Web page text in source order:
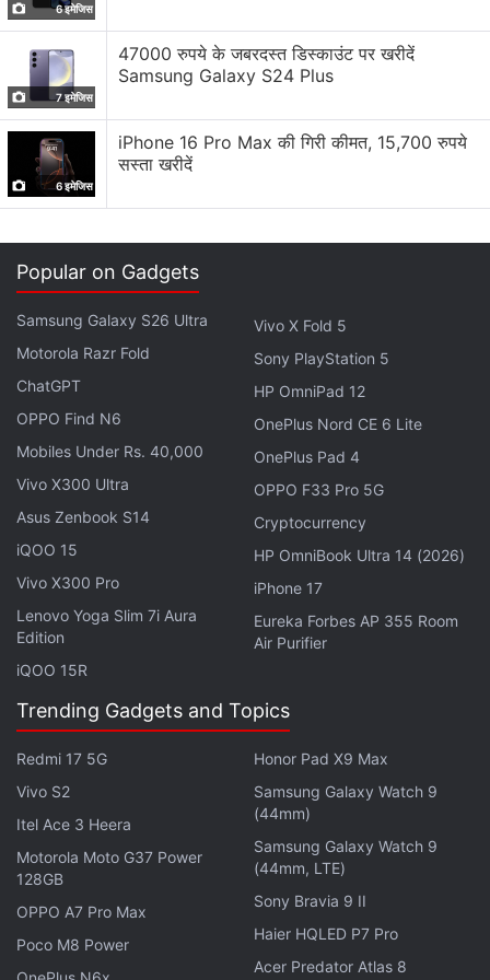
हल्का भी है। वज़न सिर्फ 154 ग्राम है। अगर असली मेटल का इस्तेमाल
होता तो हमें ज्यादा पसंद आता।
5.5 इंच का आईपीएस डिस्प्ले ब्राइट तो है ही। इसका कलर सेचुरेशन
भी अच्छा है। इस वजह से यह एमोलेड पैनल जैसा लगता है। स्क्रीन का
रिज़ॉल्यून एचडी है लेकिन इसका असर परफॉर्मेंस पर नहीं पड़ता। टेक्स्ट
बेहद ही शार्प दिखे। वीवो वी5 कैपेसिटिव नेविगेशन बटन के साथ आता
है। और होम बटन में फिंगरप्रिंट सेंसर इंटिग्रेटेड है। सेंसर बेहद ही तेजी
से काम करता है। लगभग हर बार सटीक काम किया। आप इससे फोन
अनलॉक करने के अलावा ऐप भी लॉक कर सकते हैं।
वीवो वी5 के डिज़ाइन में बहुत सामंजस्य है। स्लिम होने के बावजूद इसकी
ग्रिप अच्छी है। फोन का निचला हिस्सा भरा-भरा सा है। हेडफोन
सॉकेट, माइक्रो-यूएसबी पोर्ट और स्पीकर ग्रिल को यहां जगह मिली है।
बैकपैनल को मैटे फिनिश दिया गया है। हालांकि, रिव्यू के दौरान हमने
पाया कि फिंगरप्रिंट या अन्य दाग बेहद ही आसानी से लग गए। बायीं तरफ
डुअल-सिम ट्रे है। इसके दूसरे स्लॉट में 128 जीबी तक का
माइक्रोएसडी कार्ड इस्तेमाल करना भी संभव है। बॉक्स में आपको 10
वॉट का चार्जर भी मिलेगा जो हमें ज़रूरत से ज़्यादा बड़ा लगा। इसके
साथ एक डेटा केबल, सिलिकॉन केस, हेडसेट और सिम इजेक्टर टूल
मिलेगा।
6 इमेजिस
7 इमेजिस
47000 रुपये के जबरदस्त डिस्काउंट पर खरीदें
Samsung Galaxy S24 Plus
6 इमेजिस
iPhone 16 Pro Max की गिरी कीमत, 15,700 रुपये
सस्ता खरीदें
Popular on Gadgets
Samsung Galaxy S26 Ultra
Motorola Razr Fold
ChatGPT
OPPO Find N6
Mobiles Under Rs. 40,000
Vivo X300 Ultra
Asus Zenbook S14
iQOO 15
Vivo X300 Pro
Lenovo Yoga Slim 7i Aura
Edition
iQOO 15R
Vivo X Fold 5
Sony PlayStation 5
HP OmniPad 12
OnePlus Nord CE 6 Lite
OnePlus Pad 4
OPPO F33 Pro 5G
Cryptocurrency
HP OmniBook Ultra 14 (2026)
iPhone 17
Eureka Forbes AP 355 Room
Air Purifier
Trending Gadgets and Topics
Redmi 17 5G
Vivo S2
Itel Ace 3 Heera
Motorola Moto G37 Power
128GB
OPPO A7 Pro Max
Poco M8 Power
Honor Pad X9 Max
Samsung Galaxy Watch 9
(44mm)
Samsung Galaxy Watch 9
(44mm, LTE)
Sony Bravia 9 II
Haier HQLED P7 Pro
Acer Predator Atlas 8